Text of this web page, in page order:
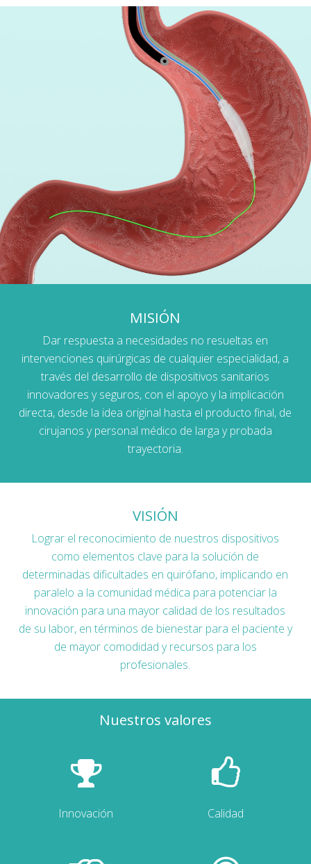
MISIÓN
Dar respuesta a necesidades no resueltas en
intervenciones quirúrgicas de cualquier especialidad, a
través del desarrollo de dispositivos sanitarios
innovadores y seguros, con el apoyo y la implicación
directa, desde la idea original hasta el producto final, de
cirujanos y personal médico de larga y probada
trayectoria.
VISIÓN
Lograr el reconocimiento de nuestros dispositivos
como elementos clave para la solución de
determinadas dificultades en quirófano, implicando en
paralelo a la comunidad médica para potenciar la
innovación para una mayor calidad de los resultados
de su labor, en términos de bienestar para el paciente y
de mayor comodidad y recursos para los
profesionales.
Nuestros valores
Innovación Calidad